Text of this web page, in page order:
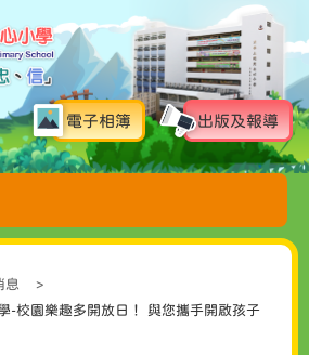
電子相簿 出版及報導
息
>
-校園樂趣多開放日！ 與您攜手開啟孩子